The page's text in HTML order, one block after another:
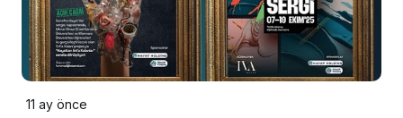
11 ay önce